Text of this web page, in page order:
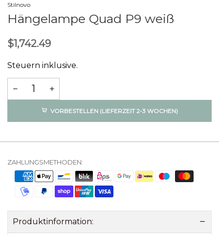
Stilnovo
Hängelampe Quad P9 weiß
$1,742.49
Steuern inklusive.
VORBESTELLEN (LIEFERZEIT 2-3 WOCHEN)
ZAHLUNGSMETHODEN:
Produktinformation: